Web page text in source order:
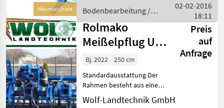
Neumaschine
Bodenbearbeitung /
Rolmako
02-02-2016
18:11
Rolmako
Meißelpflug U
624 - Ripper typ
Tiefenlockerer
zu
Preis
auf
Anfrage
Bj. 2022
250 cm
Standardausstattung Der
Rahmen besteht aus einem
Vierkant-Profil 100 x 100 x 8
mm. Die Ripper-Zinken die
Wolf-Landtechnik GmbH